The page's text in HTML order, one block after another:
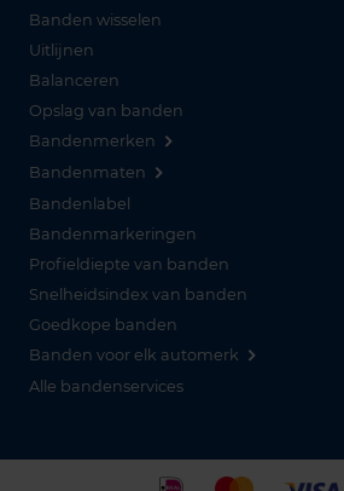
Banden wisselen
Uitlijnen
Balanceren
Opslag van banden
Bandenmerken
Bandenmaten
Bandenlabel
Bandenmarkeringen
Profieldiepte van banden
Snelheidsindex van banden
Goedkope banden
Banden voor elk automerk
Alle bandenservices